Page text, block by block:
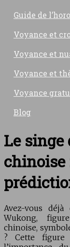
Guide de
Voyance et
Voyance et
Voyance et
Voyance
Blog
Le singe
chinoise
Avez-vous
Wukong,
chinoise,
? Cette figure